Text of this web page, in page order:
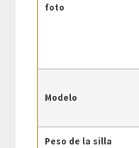
foto
Modelo
Peso de la silla